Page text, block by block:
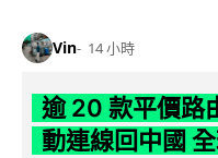
Vin 14 小時
逾 20 款平價路
動連線回中國